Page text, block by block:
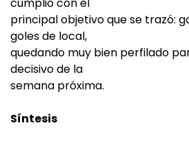
principal objetivo que se trazó:
goles de local,
quedando muy bien perfilado
decisivo de la
semana próxima.
Síntesis